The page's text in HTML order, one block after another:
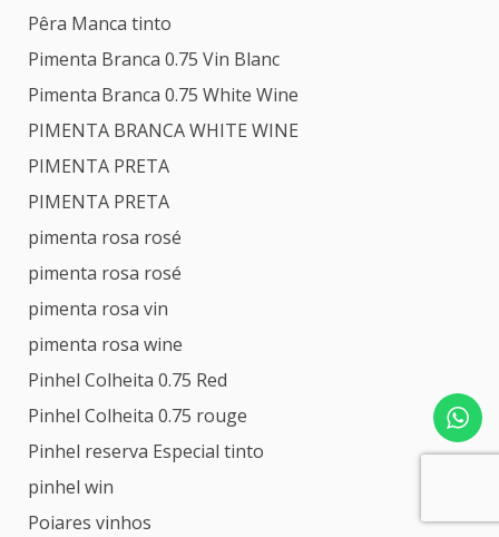
Pêra Manca tinto
Pimenta Branca 0.75 Vin Blanc
Pimenta Branca 0.75 White Wine
PIMENTA BRANCA WHITE WINE
PIMENTA PRETA
PIMENTA PRETA
pimenta rosa rosé
pimenta rosa rosé
pimenta rosa vin
pimenta rosa wine
Pinhel Colheita 0.75 Red
Pinhel Colheita 0.75 rouge
Pinhel reserva Especial tinto
pinhel win
Poiares vinhos